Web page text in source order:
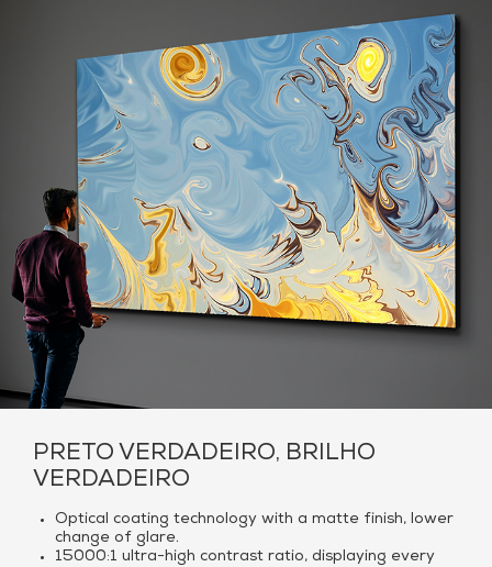
PRETO VERDADEIRO, BRILHO
VERDADEIRO
Optical coating technology with a matte finish, lower
change of glare.
15000:1 ultra-high contrast ratio, displaying every